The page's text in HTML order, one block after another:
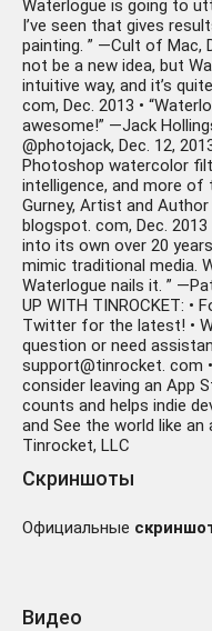
Waterlogue is going to
I’ve seen that gives
painting. ” —Cult of Mac,
not be a new idea, but
intuitive way, and it’s
com, Dec. 2013 •
awesome!” —Jack
@photojack, Dec. 12,
Photoshop watercolor
intelligence, and more
Gurney, Artist and
blogspot. com, Dec. 2013
into its own over 20
mimic traditional media.
Waterlogue nails it. ”
UP WITH TINROCKET: •
Twitter for the latest! •
question or need
support@tinrocket. com
consider leaving an App
counts and helps indie
and See the world like
Tinrocket, LLC
Скриншоты
Официальные
Видео